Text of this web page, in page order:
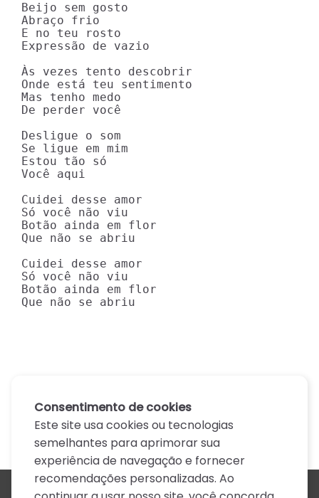
Beijo sem gosto
Abraço frio
E no teu rosto
Expressão de vazio
Às vezes tento descobrir
Onde está teu sentimento
Mas tenho medo
De perder você
Desligue o som
Se ligue em mim
Estou tão só
Você aqui
Cuidei desse amor
Só você não viu
Botão ainda em flor
Que não se abriu
Cuidei desse amor
Só você não viu
Botão ainda em flor
Que não se abriu
Consentimento de cookies
Este site usa cookies ou tecnologias
semelhantes para aprimorar sua
experiência de navegação e fornecer
recomendações personalizadas. Ao